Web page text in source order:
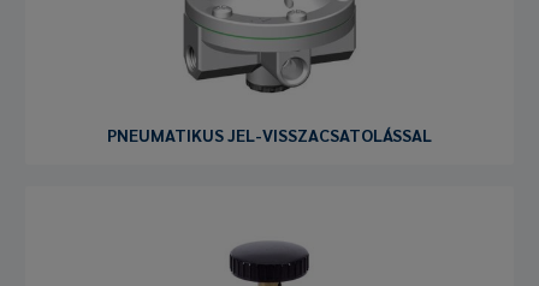
PNEUMATIKUS JEL-VISSZACSATOLÁSSAL